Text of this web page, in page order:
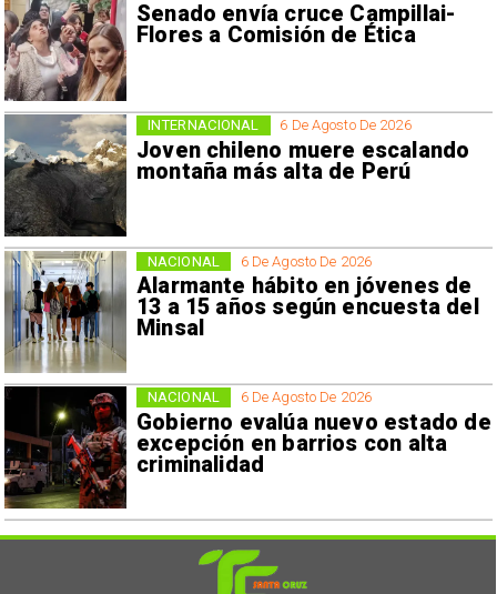
Senado envía cruce Campillai-
Flores a Comisión de Ética
6 De Agosto De 2026
Joven chileno muere escalando
montaña más alta de Perú
INTERNACIONAL
6 De Agosto De 2026
Alarmante hábito en jóvenes de
13 a 15 años según encuesta del
Minsal
NACIONAL
6 De Agosto De 2026
Gobierno evalúa nuevo estado de
excepción en barrios con alta
criminalidad
NACIONAL